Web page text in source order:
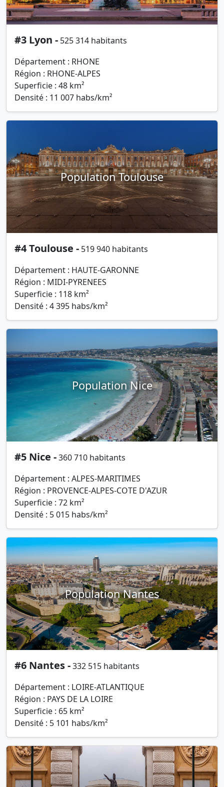
#3 Lyon - 525 314 habitants
Département : RHONE
Région : RHONE-ALPES
Superficie : 48 km²
Densité : 11 007 habs/km²
Population Toulouse
#4 Toulouse - 519 940 habitants
Département : HAUTE-GARONNE
Région : MIDI-PYRENEES
Superficie : 118 km²
Densité : 4 395 habs/km²
Population Nice
#5 Nice -360 710 habitants
Département : ALPES-MARITIMES
Région : PROVENCE-ALPES-COTE D'AZUR
Superficie : 72 km²
Densité : 5 015 habs/km²
Population Nantes
#6 Nantes -332 515 habitants
Département : LOIRE-ATLANTIQUE
Région : PAYS DE LA LOIRE
Superficie : 65 km²
Densité : 5 101 habs/km²